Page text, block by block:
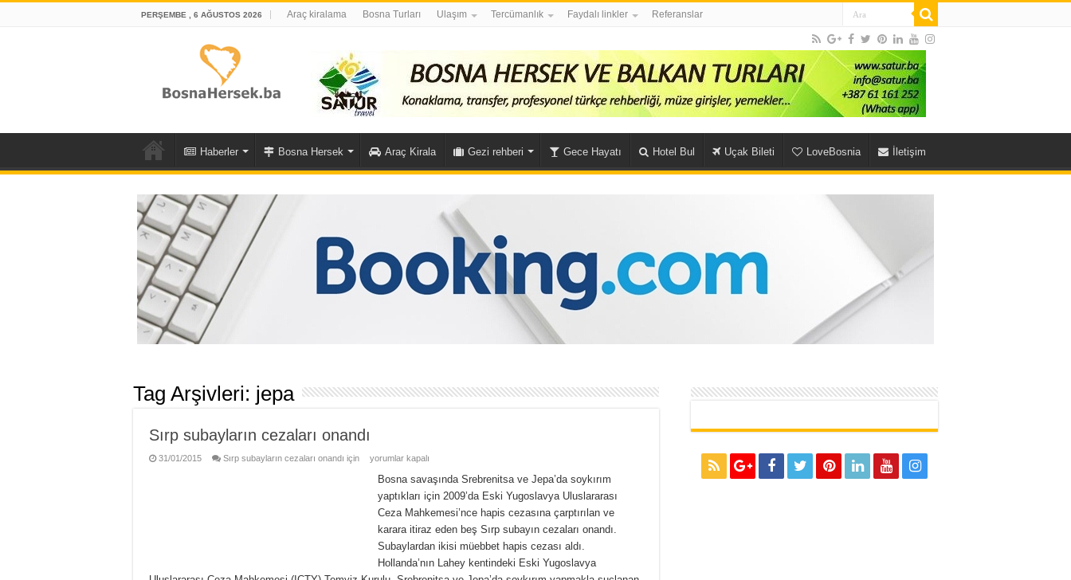
PERŞEMBE , 6 AĞUSTOS 2026 Araç kiralama Bosna Turları Ulaşım Tercümanlık Faydalı linkler Referanslar
Haberler Bosna Hersek Araç Kirala Gezi rehberi Gece Hayatı Hotel Bul Uçak Bileti LoveBosnia İletişim
Tag Arşivleri: jepa
Sırp subayların cezaları onandı
31/01/2015 Sırp subayların cezaları onandı için yorumlar kapalı
Bosna savaşında Srebrenitsa ve Jepa’da soykırım
yaptıkları için 2009’da Eski Yugoslavya Uluslararası
Ceza Mahkemesi’nce hapis cezasına çarptırılan ve
karara itiraz eden beş Sırp subayın cezaları onandı.
Subaylardan ikisi müebbet hapis cezası aldı.
Hollanda’nın Lahey kentindeki Eski Yugoslavya